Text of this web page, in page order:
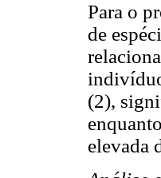
Para o
de
(2),
elevada